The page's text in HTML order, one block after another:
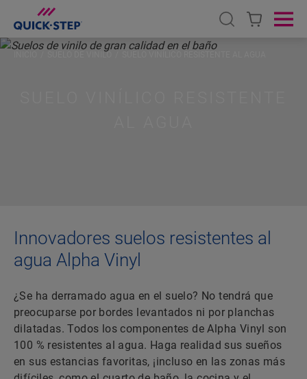
Open search
SUELO DE VINILO
Innovadores suelos resistentes al
agua Alpha Vinyl
¿Se ha derramado agua en el suelo? No tendrá que
preocuparse por bordes levantados ni por planchas
dilatadas. Todos los componentes de Alpha Vinyl son
100 % resistentes al agua. Haga realidad sus sueños
en sus estancias favoritas, ¡incluso en las zonas más